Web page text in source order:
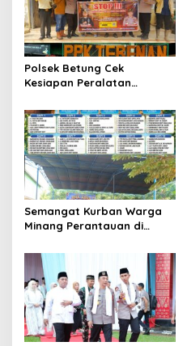
Polsek Betung Cek
Kesiapan Peralatan
Perkebunan, Perkuat
Mitigasi Hadapi Musim
Kemarau 2026
Semangat Kurban Warga
Minang Perantauan di
Mushola Qodratul Jannah
SAS Sembelih 10 Sapi dan 1
Kambing